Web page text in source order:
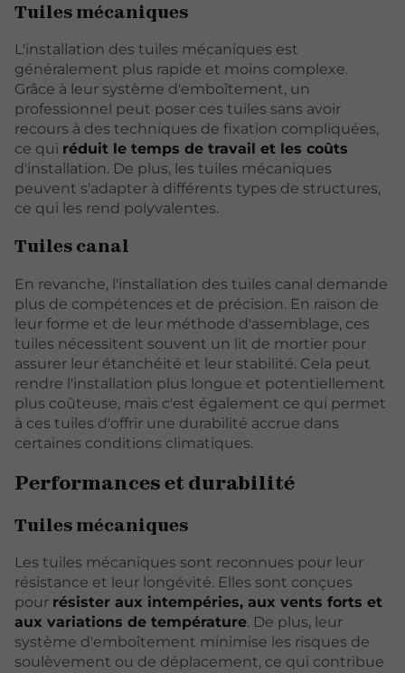
Tuiles mécaniques
L'installation des tuiles mécaniques est
généralement plus rapide et moins complexe.
Grâce à leur système d'emboîtement, un
professionnel peut poser ces tuiles sans avoir
recours à des techniques de fixation compliquées,
ce qui réduit le temps de travail et les coûts
d'installation. De plus, les tuiles mécaniques
peuvent s'adapter à différents types de structures,
ce qui les rend polyvalentes.
Tuiles canal
En revanche, l'installation des tuiles canal demande
plus de compétences et de précision. En raison de
leur forme et de leur méthode d'assemblage, ces
tuiles nécessitent souvent un lit de mortier pour
assurer leur étanchéité et leur stabilité. Cela peut
rendre l'installation plus longue et potentiellement
plus coûteuse, mais c'est également ce qui permet
à ces tuiles d'offrir une durabilité accrue dans
certaines conditions climatiques.
Performances et durabilité
Tuiles mécaniques
Les tuiles mécaniques sont reconnues pour leur
résistance et leur longévité. Elles sont conçues
pour résister aux intempéries, aux vents forts et
aux variations de température. De plus, leur
système d'emboîtement minimise les risques de
soulèvement ou de déplacement, ce qui contribue